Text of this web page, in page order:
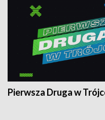
Pierwsza Druga w